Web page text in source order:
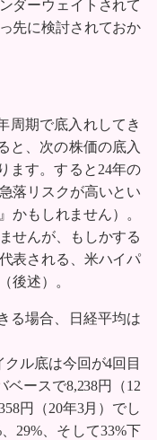
ダーウェイトされて
先に検討されておか
周期で底入れしてき
と、次の株価の底入
ます。すると24年の
落リスクが高いとい
かもしれません）。
せんが、もしかする
表される、米ハイパ
後述）。
る場合、日経平均は
ル底は今回が4回目
ースで8,238円（12
円（20年3月）でし
29%、そして33%下